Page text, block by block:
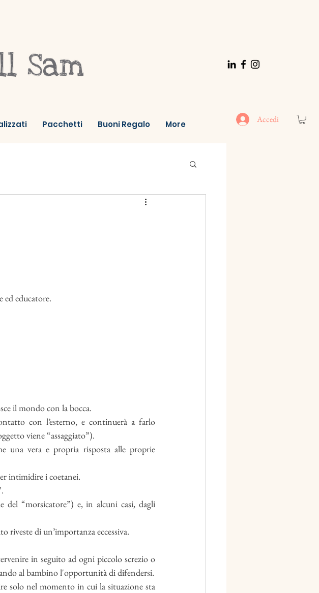
Pacchetti Buoni Regalo More Accedi
ed educatore.
il mondo con la bocca.
con l’esterno, e continuerà a farlo
viene “assaggiato”).
una vera e propria risposta alle proprie
intimidire i coetanei.
“morsicatore”) e, in alcuni casi, dagli
riveste di un’importanza eccessiva.
in seguito ad ogni piccolo screzio o
solo nel momento in cui la situazione sta